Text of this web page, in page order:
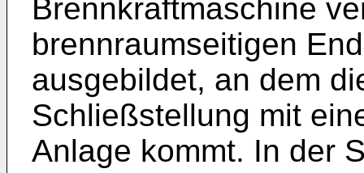
Brennkraftmaschine
brennraumseitigen
ausgebildet, an dem
Schließstellung mit
Anlage kommt. In der